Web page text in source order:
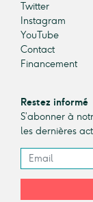
Twitter
Instagram
YouTube
Contact
Financement
Restez informé
S’abonner à
les dernières